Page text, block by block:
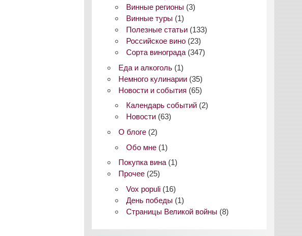
Винные регионы (3)
Винные туры (1)
Полезные статьи (133)
Российское вино (23)
Сорта винограда (347)
Еда и алкоголь (1)
Немного кулинарии (35)
Новости и события (65)
Календарь событий (2)
Новости (63)
О блоге (2)
Обо мне (1)
Покупка вина (1)
Прочее (25)
Vox populi (16)
День победы (1)
Страницы Великой войны (8)